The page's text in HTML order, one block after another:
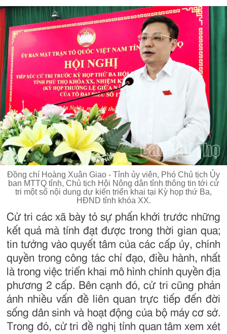
Đồng chí Hoàng Xuân Giao - Tỉnh ủy viên, Phó Chủ tịch Ủy
ban MTTQ tỉnh, Chủ tịch Hội Nông dân tỉnh thông tin tới cử
tri một số nội dung dự kiến triển khai tại Kỳ họp thứ Ba,
HĐND tỉnh khóa XX.
Cử tri các xã bày tỏ sự phấn khởi trước những
kết quả mà tỉnh đạt được trong thời gian qua;
tin tưởng vào quyết tâm của các cấp ủy, chính
quyền trong công tác chỉ đạo, điều hành, nhất
là trong việc triển khai mô hình chính quyền địa
phương 2 cấp. Bên cạnh đó, cử tri cũng phản
ánh nhiều vấn đề liên quan trực tiếp đến đời
sống dân sinh và hoạt động của bộ máy cơ sở.
Trong đó, cử tri đề nghị tỉnh quan tâm xem xét